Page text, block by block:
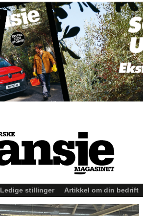
Ledige stillinger Artikkel om din bedrift